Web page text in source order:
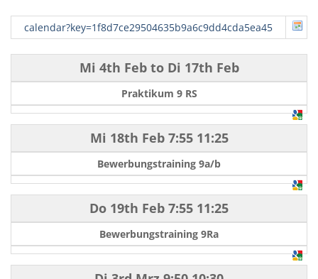
calendar?key=1f8d7ce29504635b9a6c9dd4cda5ea45
Mi 4th Febto Di 17th Feb
Praktikum 9 RS
Mi 18th Feb7:55 11:25
Bewerbungstraining 9a/b
Do 19th Feb 7:55 11:25
Bewerbungstraining 9Ra